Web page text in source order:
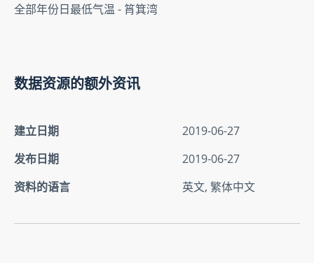
全部年份日最低气温 - 筲箕湾
数据资源的额外资讯
建立日期
2019-06-27
发布日期
2019-06-27
资料的语言
英文, 繁体中文